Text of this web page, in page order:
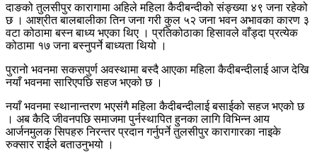
दाङको तुलसीपुर कारागामा अहिले महिला कैदीबन्दीको संङ्ख्या ४९ जना रहेको
छ । आश्रीत बालबालीका तिन जना गरी कुल ५२ जना भवन अभावका कारण ३
वटा कोठामा बस्न बाध्य भएका थिए । प्रतिकोठाका हिसावले वाँड्दा प्रत्येक
कोठामा १७ जना बस्नुपर्ने बाध्यता थियो ।
पुरानो भवनमा सकसपुर्ण अवस्थामा बस्दै आएका महिला कैदीबन्दीलाई आज देखि
नयाँ भवनमा सारिएपछि सहज भएको छ ।
नयाँ भवनमा स्थानान्तरण भएसंगै महिला कैदीबन्दीलाई बसाईको सहज भएको छ
। अब कैदि जीवनपछि समाजमा पुर्नस्थापित हुनका लागि विभिन्न आय
आर्जनमुलक सिपहरु निरन्तर प्रदान गर्नुपर्ने तुलसीपुर कारागारका नाइके
रुक्सार राईले बताउनुभयो ।